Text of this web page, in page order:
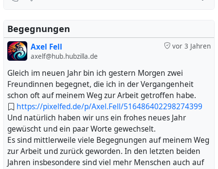
Begegnungen
vor 3 Jahren
Axel Fell
axelf@hub.hubzilla.de
Gleich im neuen Jahr bin ich gestern Morgen zwei
Freundinnen begegnet, die ich in der Vergangenheit
schon oft auf meinem Weg zur Arbeit getroffen habe.
https://pixelfed.de/p/Axel.Fell/516486402298274399
Und natürlich haben wir uns ein frohes neues Jahr
gewüscht und ein paar Worte gewechselt.
Es sind mittlerweile viele Begegnungen auf meinem Weg
zur Arbeit und zurück geworden. In den letzten beiden
Jahren insbesondere sind viel mehr Menschen auch auf